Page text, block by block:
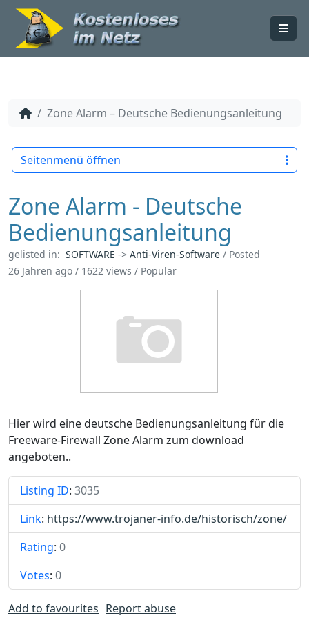
Zone Alarm – Deutsche Bedienungsanleitung
Zone Alarm - Deutsche
Bedienungsanleitung
gelisted in: SOFTWARE -> Anti-Viren-Software / Posted
26 Jahren ago / 1622 views / Popular
Hier wird eine deutsche Bedienungsanleitung für die
Freeware-Firewall Zone Alarm zum download
angeboten..
Listing ID: 3035
Link: https://www.trojaner-info.de/historisch/zone/
Rating: 0
Votes: 0
Add to favourites Report abuse
Seitenmenü öffnen